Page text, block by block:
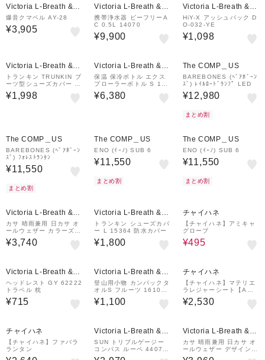
Victoria L-Breath &m
all店
爆音クマベル AY-28
¥3,905
Victoria L-Breath &m
all店
携帯浄水器 ビーフリーA
C 0.5L 14070
¥9,900
Victoria L-Breath &m
all店
HiY-X アッシュパック D
O-032-YE
¥1,098
Victoria L-Breath &m
all店
トランキン TRUNKIN ブ
ーツ型シューズカバー ロ
ング 15365
¥1,998
Victoria L-Breath &m
all店
保温 保冷ボトル エクス
プローラーボトル S 140
17 オレンジ 650ml
¥6,380
The COMP＿US
BAREBONES (ﾍﾞｱﾎﾞｰﾝ
ｽﾞ) ﾚｲﾙﾛｰﾄﾞﾗﾝﾌﾟ LED
¥12,980
まとめ割
The COMP＿US
BAREBONES (ﾍﾞｱﾎﾞｰﾝ
ｽﾞ) ﾌｫﾚｽﾄﾗﾝﾀﾝ
¥11,550
まとめ割
The COMP＿US
ENO (ｲｰﾉ) SUB 6
¥11,550
まとめ割
The COMP＿US
ENO (ｲｰﾉ) SUB 6
¥11,550
まとめ割
Victoria L-Breath &m
all店
カサ 晴雨兼用 日カサ オ
ールウェザー カラーズ
MD 54807
¥3,740
Victoria L-Breath &m
all店
トランキン シューズカバ
ー L 15364 防水カバー
¥1,800
チャイハネ
【チャイハネ】アミキャ
グローブ
¥495
Victoria L-Breath &m
all店
ヘッドレスト GY 62222
トラベル 枕
¥715
Victoria L-Breath &m
all店
登山用小物 カンパックタ
オルS フルーツ 161031
6-330
¥1,100
チャイハネ
【チャイハネ】マテリエ
ラレジャーシート【Amin
a×grn×ogawaコラボ】
¥2,530
チャイハネ
【チャイハネ】ファバラ
ランタン
Victoria L-Breath &m
all店
SUN トリプルゲージー
コンパス ルーペ 44073
SUN
Victoria L-Breath &m
all店
カサ 晴雨兼用 日カサ オ
ールウェザー デザイン C
actNV 54853